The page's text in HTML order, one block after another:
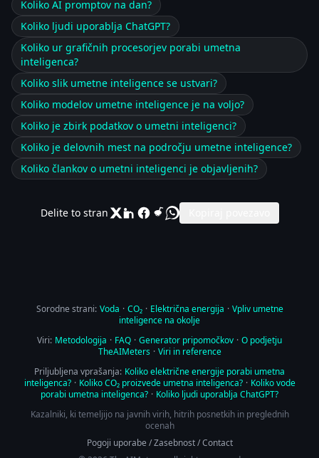
Koliko AI promptov na dan?
Koliko ljudi uporablja ChatGPT?
Koliko ur grafičnih procesorjev porabi umetna
inteligenca?
Koliko slik umetne inteligence se ustvari?
Koliko modelov umetne inteligence je na voljo?
Koliko je zbirk podatkov o umetni inteligenci?
Koliko je delovnih mest na področju umetne inteligence?
Koliko člankov o umetni inteligenci je objavljenih?
Delite to stran
Sorodne strani: Voda · CO₂ · Električna energija · Vpliv umetne
inteligence na okolje
Viri: Metodologija · FAQ · Generator pripomočkov · O podjetju
TheAIMeters · Viri in reference
Priljubljena vprašanja: Koliko električne energije porabi umetna
inteligenca? · Koliko CO₂ proizvede umetna inteligenca? · Koliko vode
porabi umetna inteligenca? · Koliko ljudi uporablja ChatGPT?
Kazalniki, ki temeljijo na javnih virih, hitrih posnetkih in preglednih
ocenah
Pogoji uporabe /Zasebnost/Contact